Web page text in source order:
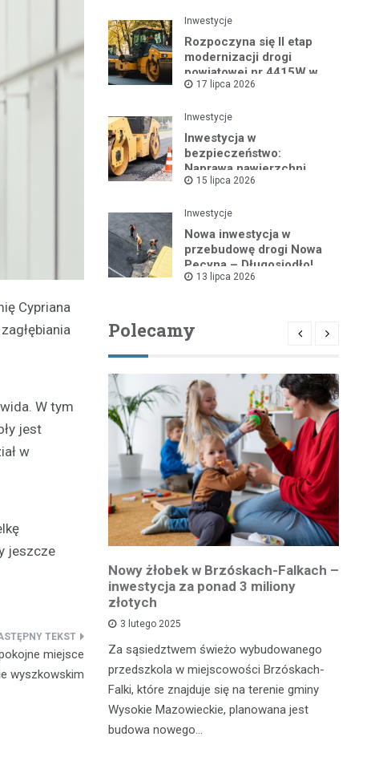
Cypriana
W tym
jest
w
jeszcze
miejsce
wyszkowskim
Inwestycje
Rozpoczyna się II etap
modernizacji drogi
powiatowej nr 4415W w
Leszczydole
17 lipca 2026
Inwestycje
Inwestycja w
bezpieczeństwo:
Naprawa nawierzchni
drogi powiatowej nr
15 lipca 2026
Inwestycje
Nowa inwestycja w
przebudowę drogi Nowa
Pecyna – Długosiodło!
13 lipca 2026
Polecamy
z
Nowy żłobek w Brzóskach-Falkach –
inwestycja za ponad 3 miliony
złotych
3 lutego 2025
Za sąsiedztwem świeżo wybudowanego
przedszkola w miejscowości Brzóskach-
Falki, które znajduje się na terenie gminy
Wysokie Mazowieckie, planowana jest
budowa nowego…